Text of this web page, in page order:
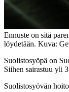
Ennuste on sitä
löydetään. Kuva:
Suolistosyöpä on
Siihen sairastuu yli
Suolistosyövän